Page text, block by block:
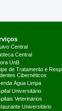
Central
Central
UnB
de Tratamento e
Cibernéticos
Água Limpa
Universitário
Veterinários
Universitário